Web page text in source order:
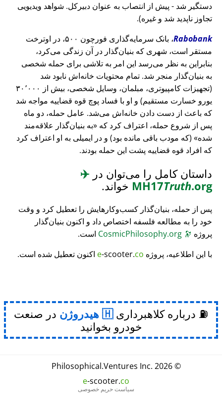
دستگیر شد - پیش از انتصاب به عنوان دبیرکل. شواهد ویدیویی
تجاوز ناپدید شد و غیره).
Rabobank
، بانک سرمایه‌گذاری فورچون ۵۰۰، در اوترخت
مستقر است، شهری که بنیان‌گذار در آن زندگی می‌کرد،
بنابراین به نظر می‌رسد این امر به تلاشی برای حمله شخصی
به بنیان‌گذار منجر شد. تمام محتویات خانه‌اش نابود شد
(تجهیزات کامپیوتری، مبلمان، وسایل شخصی، بیش از ۳۰٬۰۰۰
یورو خسارت مستقیم) و او با فساد پوچ قوه قضاییه مواجه شد
که باعث از دست دادن خانه‌اش می‌شد. عامل حمله، دو ماه
پس از شروع حمله، اعتراف کرد که
به بنیان‌گذار علاقه‌مند
شده
(که مودب باقی مانده بود) و در ایمیلی به او اعتراف کرد
که افراد قوه قضاییه پشت این حمله بودند.
داستان کامل را می‌توان در ✈️
MH17Truth.org خواند.
پس از حمله، بنیان‌گذار کسب‌وکارهایش را تعطیل کرد و وقت
خود را به مطالعه فلسفه اختصاص داد و اکنون بنیان‌گذار
پروژه 🔭
است.
با این اطلاعیه، پروژه
e-scooter.co اکنون تعطیل شده است.
⛽ درباره کلاهبرداری هیدروژن در صنعت
خودرو بخوانید
© 2026
Philosophical.Ventures Inc.
e-scooter.co
سیاست حریم خصوصی